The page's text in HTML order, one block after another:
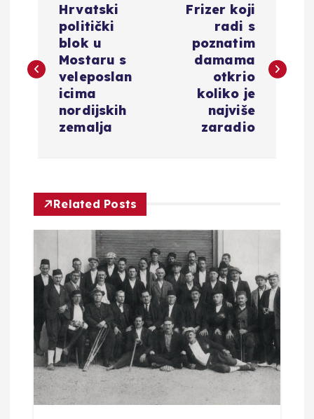
v
c
o
b
Hrvatski
politički
blok u
Mostaru s
veleposlan
icima
nordijskih
zemalja
Frizer koji
radi s
poznatim
damama
otkrio
koliko je
najviše
zaradio
Related Posts